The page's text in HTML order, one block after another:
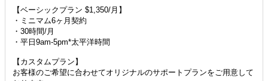
【ベーシックプラン $1,350/月】
・ミニマム6ヶ月契約
・30時間/月
・平日9am-5pm*太平洋時間
【カスタムプラン】
お客様のご希望に合わせてオリジナルのサポートプランをご用意して